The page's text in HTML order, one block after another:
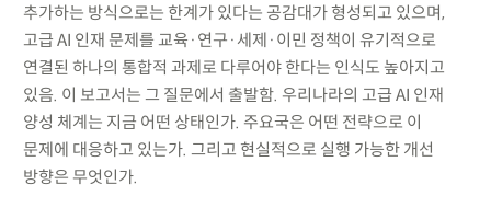
추가하는 방식으로는 한계가 있다는 공감대가 형성되고 있으며,
고급 AI 인재 문제를 교육·연구·세제·이민 정책이 유기적으로
연결된 하나의 통합적 과제로 다루어야 한다는 인식도 높아지고
있음. 이 보고서는 그 질문에서 출발함. 우리나라의 고급 AI 인재
양성 체계는 지금 어떤 상태인가. 주요국은 어떤 전략으로 이
문제에 대응하고 있는가. 그리고 현실적으로 실행 가능한 개선
방향은 무엇인가.